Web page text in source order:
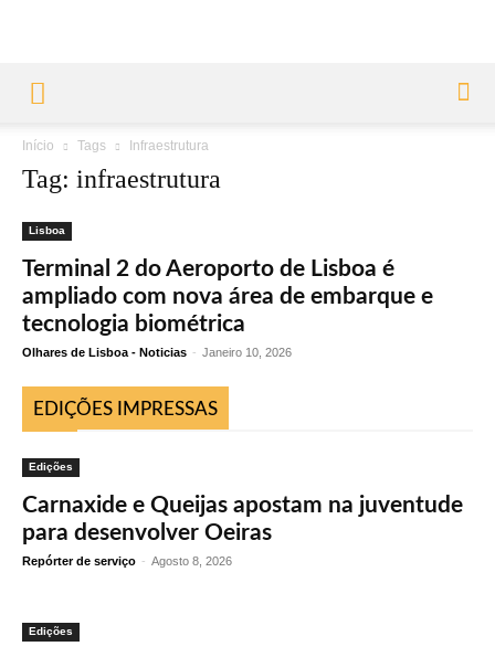
Início Tags Infraestrutura
Tag: infraestrutura
Lisboa
Terminal 2 do Aeroporto de Lisboa é
ampliado com nova área de embarque e
tecnologia biométrica
Olhares de Lisboa - Noticias - Janeiro 10, 2026
EDIÇÕES IMPRESSAS
Edições
Carnaxide e Queijas apostam na juventude
para desenvolver Oeiras
Repórter de serviço - Agosto 8, 2026
Edições